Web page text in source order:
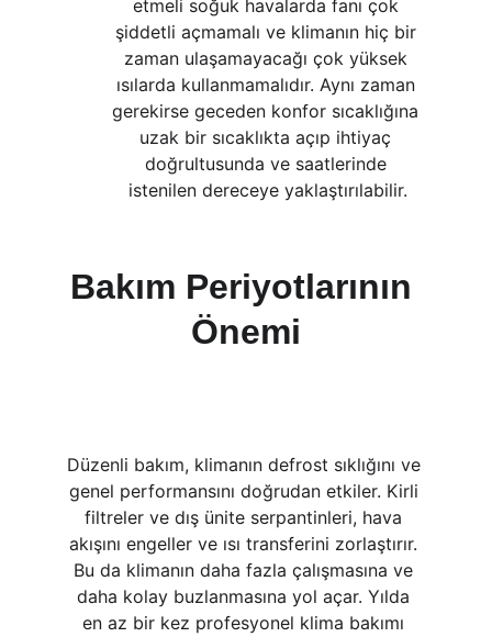
etmeli soğuk havalarda fanı çok
şiddetli açmamalı ve klimanın hiç bir
zaman ulaşamayacağı çok yüksek
ısılarda kullanmamalıdır. Aynı zaman
gerekirse geceden konfor sıcaklığına
uzak bir sıcaklıkta açıp ihtiyaç
doğrultusunda ve saatlerinde
istenilen dereceye yaklaştırılabilir.
Bakım Periyotlarının
Önemi
Düzenli bakım, klimanın defrost sıklığını ve
genel performansını doğrudan etkiler. Kirli
filtreler ve dış ünite serpantinleri, hava
akışını engeller ve ısı transferini zorlaştırır.
Bu da klimanın daha fazla çalışmasına ve
daha kolay buzlanmasına yol açar. Yılda
en az bir kez profesyonel klima bakımı